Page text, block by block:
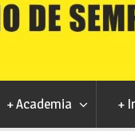
+ Academia +